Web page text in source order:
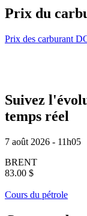
Prix du
Prix des carburant
Suivez
temps réel
7 août 2026 - 11h05
BRENT
83.00 $
Cours du pétrole